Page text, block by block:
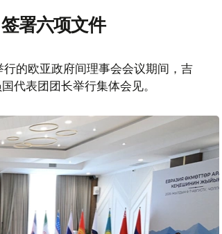
署六项文件
的欧亚政府间理事会会议期间，吉
代表团团长举行集体会见。